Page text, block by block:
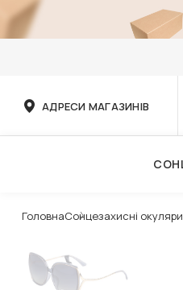
АДРЕСИ МАГАЗИНІВ
ГоловнаСонцезахисні окуляри